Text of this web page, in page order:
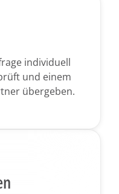
individuell
und einem
übergeben.